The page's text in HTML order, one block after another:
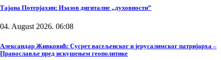
Тајана Потерјахин: Изазов дигиталне „духовности”
04. August 2026. 06:08
Александар Живковић: Сусрет васељенског и јерусалимског патријарха –
Православље пред искушењем геополитике